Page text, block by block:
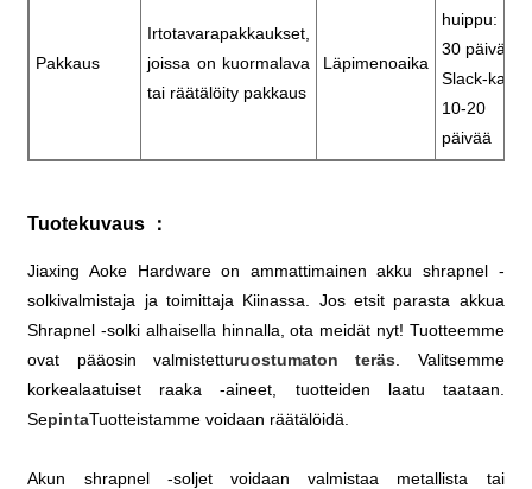
Pakkaus
Irtotavarapakkaukset,
joissa on kuormalava
tai räätälöity pakkaus
Läpimenoaika
huippu:
30 päivää
Slack-kausi:
10-20
päivää
Tuotekuvaus ：
Jiaxing Aoke Hardware on ammattimainen akku shrapnel -
solkivalmistaja ja toimittaja Kiinassa. Jos etsit parasta akkua
Shrapnel -solki alhaisella hinnalla, ota meidät nyt! Tuotteemme
ovat pääosin valmistetturuostumaton teräs . Valitsemme
korkealaatuiset raaka -aineet, tuotteiden laatu taataan.
SepintaTuotteistamme voidaan räätälöidä.
Akun shrapnel -soljet voidaan valmistaa metallista tai